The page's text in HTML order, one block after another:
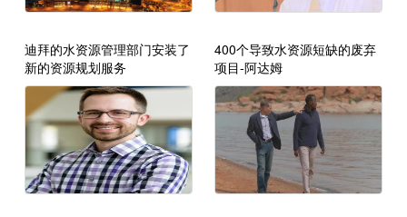
迪拜的水资源管理部门安装了
新的资源规划服务
400个导致水资源短缺的废弃
项目-阿达姆